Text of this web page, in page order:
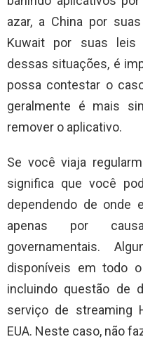
azar, a China por
Kuwait por suas leis
dessas situações, é
possa contestar o
geralmente é mais
remover o aplicativo.
Se você viaja
significa que você
dependendo de onde
apenas por
governamentais.
disponíveis em todo
incluindo questão de
serviço de streaming
EUA. Neste caso, não